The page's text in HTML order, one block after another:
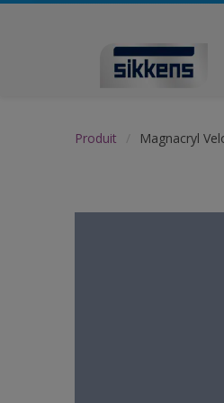
Produit Magnacryl